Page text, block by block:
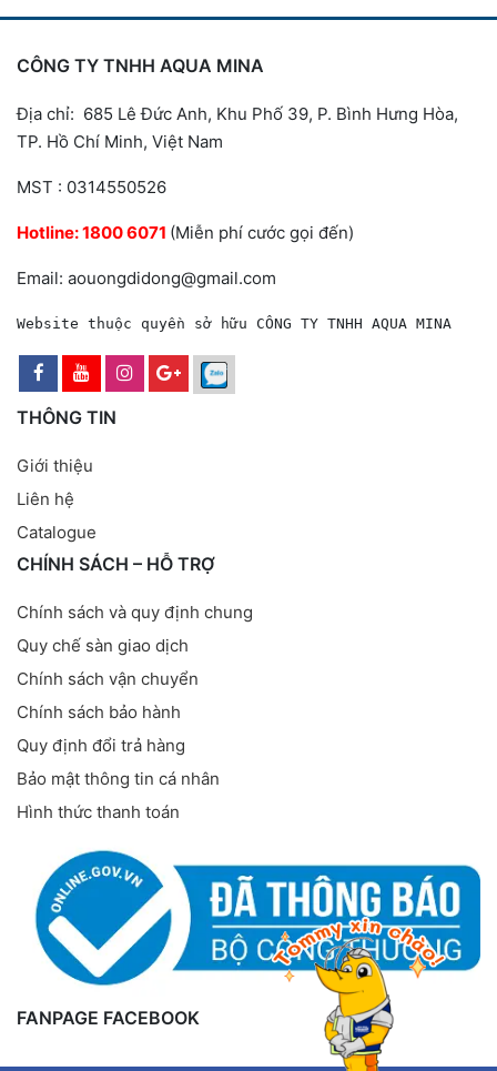
CÔNG TY TNHH AQUA MINA
Địa chỉ: 685 Lê Đức Anh, Khu Phố 39, P. Bình Hưng Hòa,
TP. Hồ Chí Minh, Việt Nam
MST : 0314550526
Hotline:1800 6071 (Miễn phí cước gọi đến)
Email: aouongdidong@gmail.com
Website thuộc quyền sở hữu CÔNG TY TNHH AQUA MINA
THÔNG TIN
Giới thiệu
Liên hệ
Catalogue
CHÍNH SÁCH – HỖ TRỢ
Chính sách và quy định chung
Quy chế sàn giao dịch
Chính sách vận chuyển
Chính sách bảo hành
Quy định đổi trả hàng
Bảo mật thông tin cá nhân
Hình thức thanh toán
FANPAGE FACEBOOK